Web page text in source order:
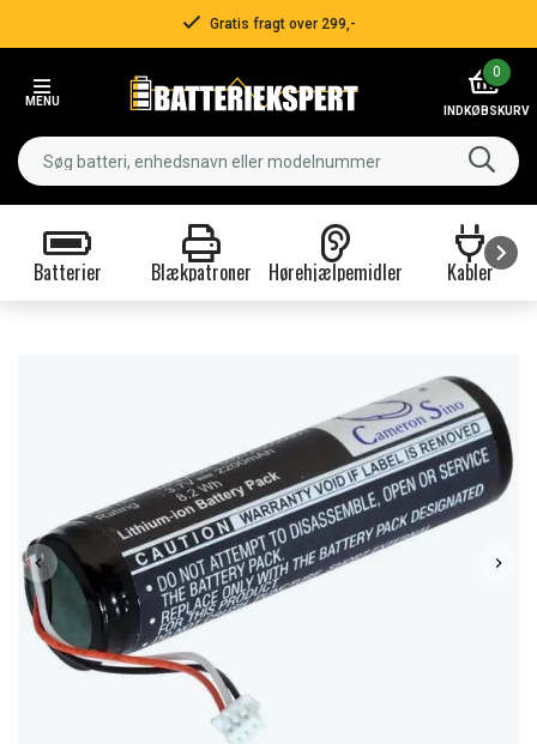
Gratis fragt over 299,-
MENU
0
INDKØBSKURV
Batterier Blækpatroner Hørehjælpemidler Kabler